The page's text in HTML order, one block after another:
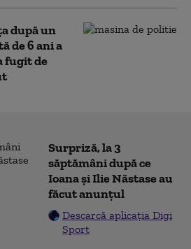
după un
de 6 ani a
fugit de
Surpriză, la 3
săptămâni după ce
Ioana și Ilie Năstase au
făcut anunțul
Descarcă aplicația Digi
Sport